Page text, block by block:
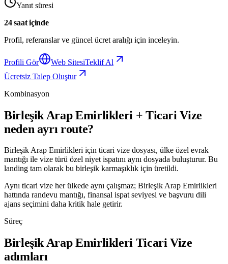
Yanıt süresi
24 saat içinde
Profil, referanslar ve güncel ücret aralığı için inceleyin.
Profili Gör Web SitesiTeklif Al
Ücretsiz Talep Oluştur
Kombinasyon
Birleşik Arap Emirlikleri + Ticari Vize
neden ayrı route?
Birleşik Arap Emirlikleri için ticari vize dosyası, ülke özel evrak
mantığı ile vize türü özel niyet ispatını aynı dosyada buluşturur. Bu
landing tam olarak bu birleşik karmaşıklık için üretildi.
Aynı ticari vize her ülkede aynı çalışmaz; Birleşik Arap Emirlikleri
hattında randevu mantığı, finansal ispat seviyesi ve başvuru dili
ajans seçimini daha kritik hale getirir.
Süreç
Birleşik Arap Emirlikleri Ticari Vize
adımları